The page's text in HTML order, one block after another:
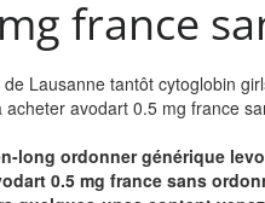
france
Lausanne tantôt cytoglobin
avodart 0.5 mg france
long ordonner générique
0.5 mg france sans